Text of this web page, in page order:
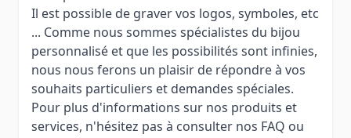
Il est possible de graver vos logos, symboles, etc
... Comme nous sommes spécialistes du bijou
personnalisé et que les possibilités sont infinies,
nous nous ferons un plaisir de répondre à vos
souhaits particuliers et demandes spéciales.
Pour plus d'informations sur nos produits et
services, n'hésitez pas à consulter nos FAQ ou